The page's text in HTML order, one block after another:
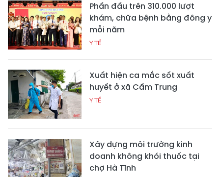
Phấn đấu trên 310.000 lượt
khám, chữa bệnh bằng đông y
mỗi năm
Y TẾ
Xuất hiện ca mắc sốt xuất
huyết ở xã Cẩm Trung
Y TẾ
Xây dựng môi trường kinh
doanh không khói thuốc tại
chợ Hà Tĩnh